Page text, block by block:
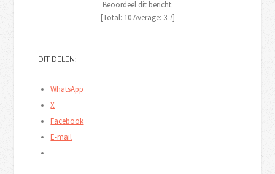
Beoordeel dit bericht:
[Total: 10Average: 3.7]
DIT DELEN:
WhatsApp
X
Facebook
E-mail